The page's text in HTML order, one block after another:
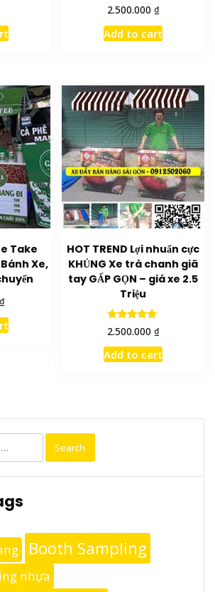
2.500.000 ₫
Add to cart
Take
Xe,
₫
HOT TREND Lợi nhuẩn cực
KHỦNG Xe trà chanh giã
tay GẤP GỌN – giá xe 2.5
Triệu
Rated
5.00
out of 5
2.500.000 ₫
Add to cart
Search
Booth Sampling
nhựa